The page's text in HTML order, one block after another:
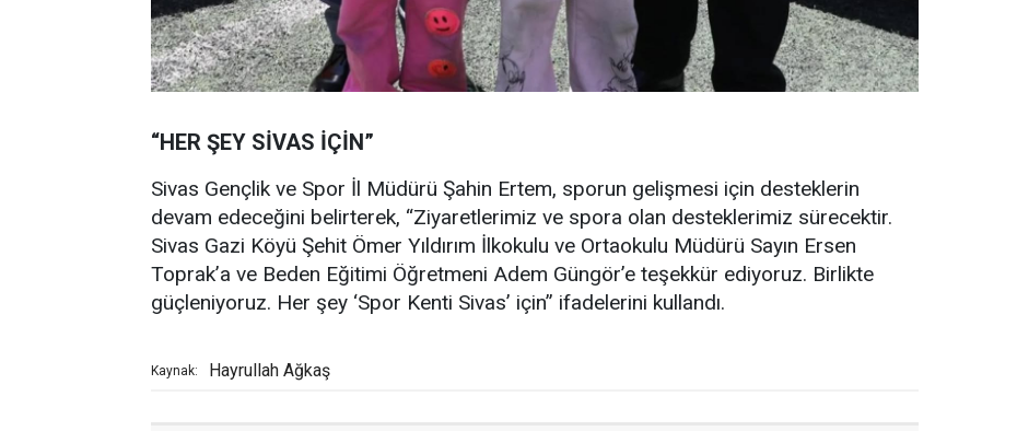
“HER ŞEY SİVAS İÇİN”
Sivas Gençlik ve Spor İl Müdürü Şahin Ertem, sporun gelişmesi için desteklerin
devam edeceğini belirterek, “Ziyaretlerimiz ve spora olan desteklerimiz sürecektir.
Sivas Gazi Köyü Şehit Ömer Yıldırım İlkokulu ve Ortaokulu Müdürü Sayın Ersen
Toprak’a ve Beden Eğitimi Öğretmeni Adem Güngör’e teşekkür ediyoruz. Birlikte
güçleniyoruz. Her şey ‘Spor Kenti Sivas’ için” ifadelerini kullandı.
Kaynak: Hayrullah Ağkaş